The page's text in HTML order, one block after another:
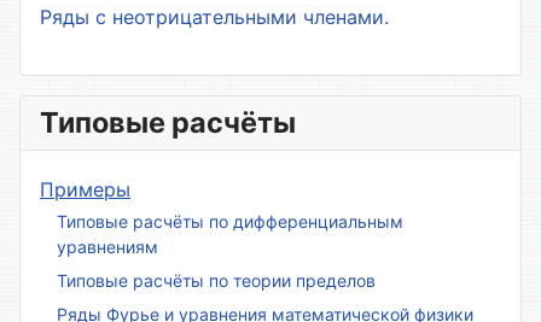
Ряды с неотрицательными членами.
Типовые расчёты
Примеры
Типовые расчёты по дифференциальным
уравнениям
Типовые расчёты по теории пределов
Ряды Фурье и уравнения математической физики